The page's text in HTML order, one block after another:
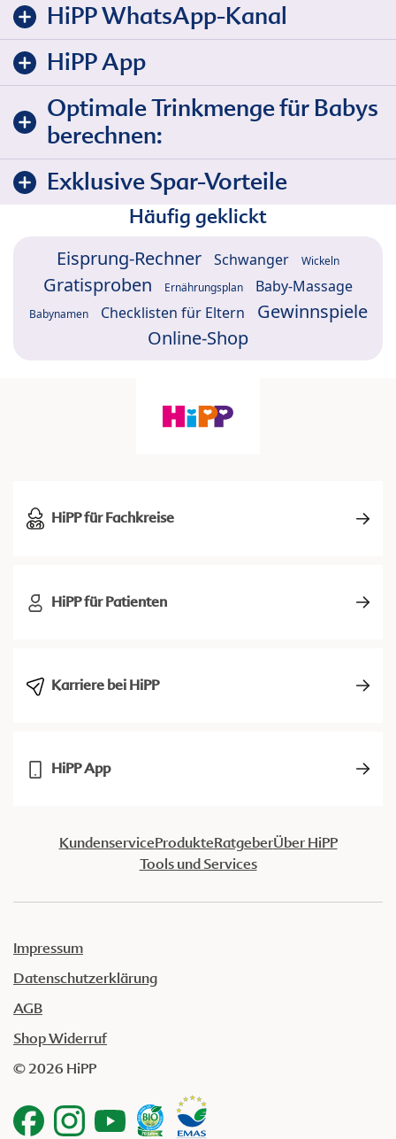
HiPP WhatsApp-Kanal
HiPP App
Optimale Trinkmenge für Babys
berechnen:
Exklusive Spar-Vorteile
Häufig geklickt
Eisprung-Rechner Schwanger Wickeln
Gratisproben Ernährungsplan Baby-Massage
Babynamen Checklisten für Eltern
Gewinnspiele
Online-Shop
HiPP für Fachkreise
HiPP für Patienten
Karriere bei HiPP
HiPP App
KundenserviceProdukteRatgeberÜber HiPP
Tools und Services
Impressum
Datenschutzerklärung
AGB
Shop Widerruf
© 2026 HiPP